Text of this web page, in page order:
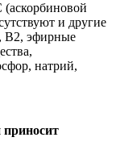
и другие
В2, эфирные
натрий,
приносит